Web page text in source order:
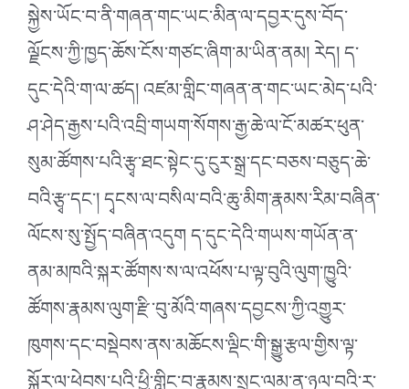
སྐྱེས་ཡོང་བ་ནི་གཞན་གང་ཡང་མིན་ལ་དབྱར་དུས་བོད་
ལྗོངས་ཀྱི་ཁྱད་ཆོས་ངོས་གཙང་ཞིག་མ་ཡིན་ནམ། རེད། ད་
དུང་དེའི་ག་ལ་ཚད། འཛམ་གླིང་གཞན་ན་གང་ཡང་མེད་པའི་
ཤ་ཤེད་རྒྱས་པའི་འབྲི་གཡག་སོགས་རྒྱ་ཆེ་ལ་ངོ་མཚར་ཕུན་
སུམ་ཚོགས་པའི་རྩྭ་ཐང་སྟེང་དུ་ངུར་སྒྲ་དང་བཅས་བཅུད་ཆེ་
བའི་རྩྭ་དང༌། དྭངས་ལ་བསིལ་བའི་ཆུ་མིག་རྣམས་རིམ་བཞིན་
ལོངས་སུ་སྤྱོད་བཞིན་འདུག ད་དུང་དེའི་གཡས་གཡོན་ན་
ནམ་མཁའི་སྐར་ཚོགས་ས་ལ་འཕོས་པ་ལྟ་བུའི་ལུག་ཁྱུའི་
ཚོགས་རྣམས་ལུག་རྫི་བུ་མོའི་གཞས་དབྱངས་ཀྱི་འགྱུར་
ཁུགས་དང་བསྡེབས་ནས་མཆོངས་ལྡིང་གི་སྒྱུ་རྩལ་གྱིས་ལྟ་